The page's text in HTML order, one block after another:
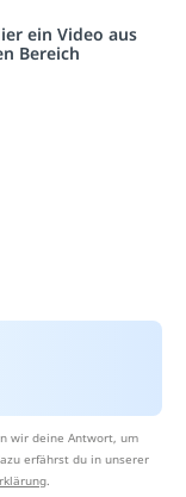
ein Video aus
Bereich
wir deine Antwort, um
erfährst du in unserer
.